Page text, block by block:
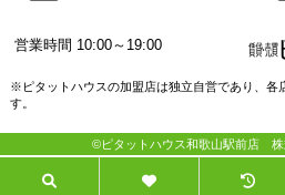
営業時間 10:00～19:00
※ピタットハウスの加盟店は独立自営であり、各
す。
©ピタットハウス和歌山駅前店 株